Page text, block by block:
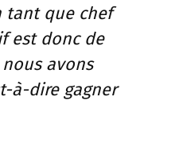
tant que chef
est donc de
avons
à-dire gagner